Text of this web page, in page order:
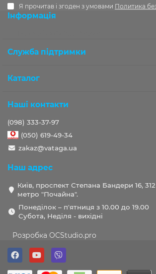
Я прочитав і згоден з умовами Политика
Інформація
Служба підтримки
Каталог
Наші контакти
(098) 333-37-97
(050) 619-49-34
zakaz@vataga.ua
Наш адрес
Київ, проспект Степана Бандери 16, 312
метро "Почайна".
Понеділок – п'ятниця з 10.00 до 19.00
Субота, Неділя - вихідні
Розробка OCStudio.pro